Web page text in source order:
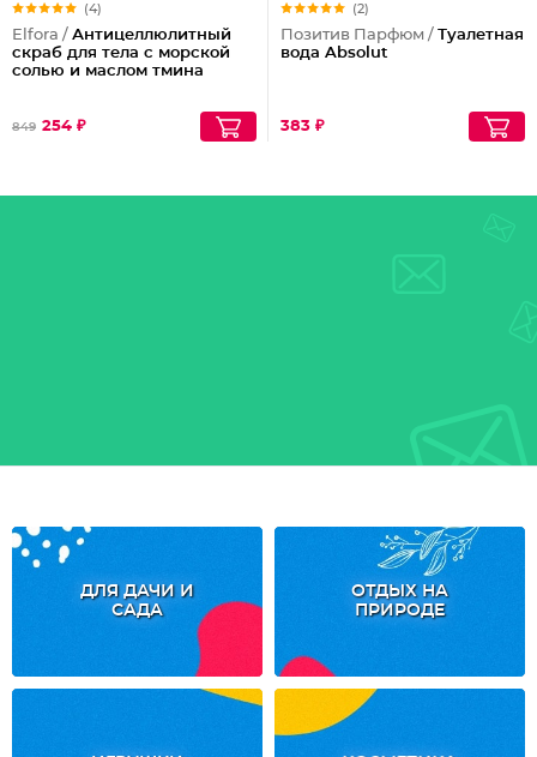
(4)
Elfora / Антицеллюлитный
скраб для тела с морской
солью и маслом тмина
849 254 ₽
(2)
Позитив Парфюм / Туалетная
вода Absolut
383 ₽
ДЛЯ ДАЧИ И
САДА
ОТДЫХ НА
ПРИРОДЕ